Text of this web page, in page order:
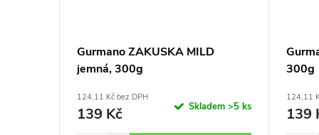
Gurmano ZAKUSKA MILD
jemná, 300g
124,11 Kč bez DPH
139 Kč Skladem>5 ks
300g
124,11
139